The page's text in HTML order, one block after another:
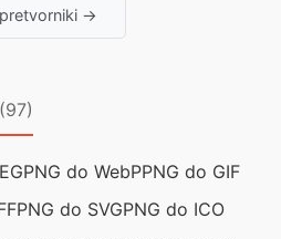
→
(97)
PNG do WebPPNG do GIF
PNG do SVGPNG do ICO